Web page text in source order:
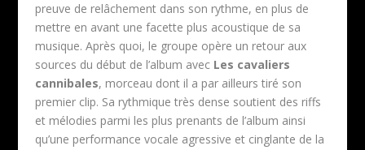
preuve de relâchement dans son rythme, en plus de
mettre en avant une facette plus acoustique de sa
musique. Après quoi, le groupe opère un retour aux
sources du début de l’album avec Les cavaliers
cannibales, morceau dont il a par ailleurs tiré son
premier clip. Sa rythmique très dense soutient des riffs
et mélodies parmi les plus prenants de l’album ainsi
qu’une performance vocale agressive et cinglante de la